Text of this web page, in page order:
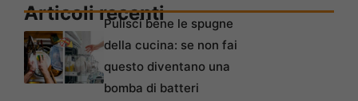
Articoli recentiPulisci bene le spugne
della cucina: se non fai
questo diventano una
bomba di batteri